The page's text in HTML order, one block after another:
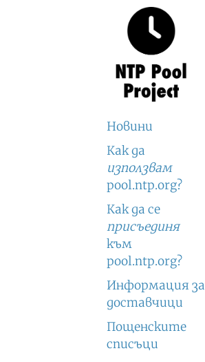
Новини
Как да
използвам
pool.ntp.org?
Как да се
присъединя
към
pool.ntp.org?
Информация за
доставчици
Пощенските
списъци